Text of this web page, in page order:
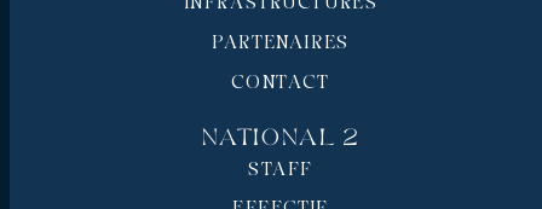
PARTENAIRES
CONTACT
National 2
STAFF